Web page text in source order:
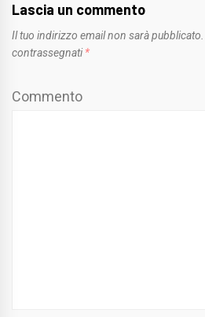
Lascia un commento
Il tuo indirizzo email non sarà pubblicato.
contrassegnati *
Commento